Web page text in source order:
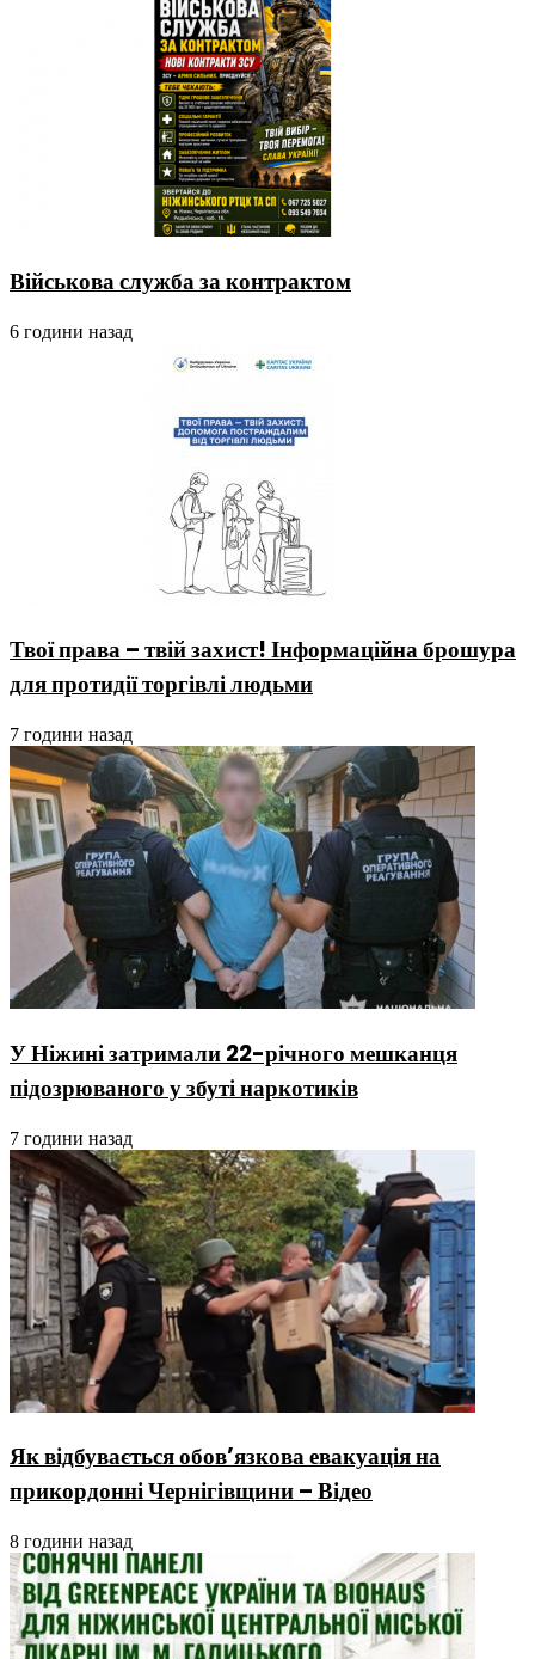
Військова служба за контрактом
6 години назад
Твої права – твій захист! Інформаційна брошура
для протидії торгівлі людьми
7 години назад
У Ніжині затримали 22-річного мешканця
підозрюваного у збуті наркотиків
7 години назад
Як відбувається обов’язкова евакуація на
прикордонні Чернігівщини – Відео
8 години назад